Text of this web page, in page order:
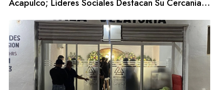
Acapulco; Líderes Sociales Destacan Su Cercanía